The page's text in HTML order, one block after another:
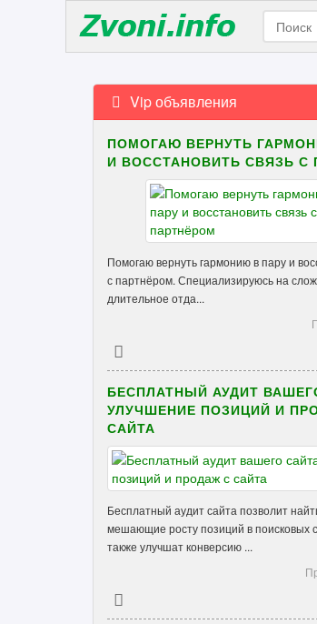
Vip объявления
ПОМОГАЮ ВЕРНУТЬ
И ВОССТАНОВИТЬ СВЯЗЬ С
Помогаю вернуть гармонию в пару и
с партнёром. Специализируюсь на
длительное отда...
БЕСПЛАТНЫЙ АУДИТ
УЛУЧШЕНИЕ ПОЗИЦИЙ И
САЙТА
Бесплатный аудит сайта позволит
мешающие росту позиций в поисковых
также улучшат конверсию ...